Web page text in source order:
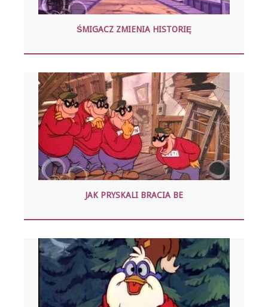
ŚMIGACZ ZMIENIA HISTORIĘ
JAK PRYSKALI BRACIA BE